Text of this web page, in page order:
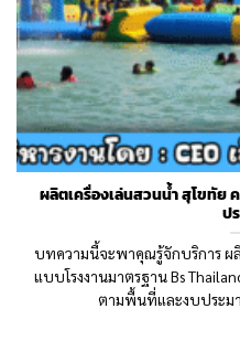
ผลิตเครื่องเล่นสวนน้ำ สุโขทัย
ป
บทความนี้จะพาคุณรู้จักบริการ ผลิ
แบบโรงงานมาตรฐาน Bs
ตามพื้นที่และงบประม